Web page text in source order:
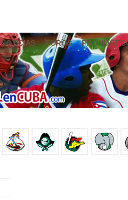
NOTICIAS FOROS